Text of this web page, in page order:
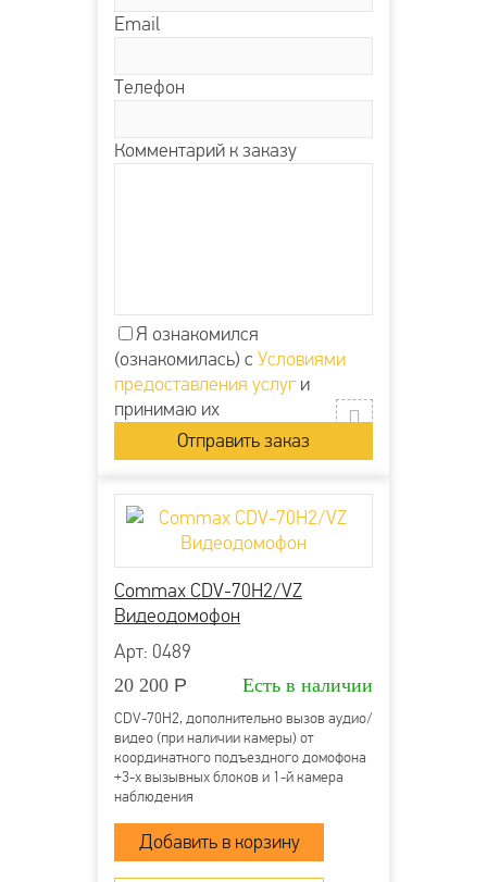
Email
Телефон
Комментарий к заказу
Я ознакомился
(ознакомилась) с Условиями
предоставления услуги
принимаю их
Commax CDV-70H2/VZ
Видеодомофон
Арт: 0489
20 200 Р Есть в наличии
CDV-70H2, дополнительно вызов аудио/
видео (при наличии камеры) от
координатного подъездного домофона
+3-х вызывных блоков и 1-й камера
наблюдения